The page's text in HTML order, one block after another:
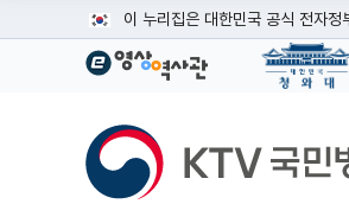
이 누리집은 대한민국 공식 전자정
공식 누리집 주소 확인하기
이밖에 or.kr 또는 .kr등 다른 도메
운영중인 공식 누리집보기
KTV국민방송